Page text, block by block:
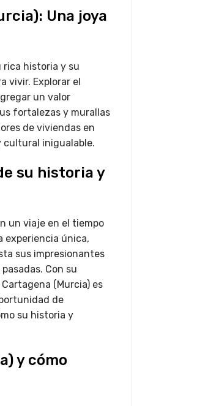
Una joya
rica historia y su
vivir. Explorar el
un valor
fortalezas y murallas
de viviendas en
cultural inigualable.
su historia y
un viaje en el tiempo
experiencia única,
sus impresionantes
Con su
(Murcia) es
de
su historia y
y cómo